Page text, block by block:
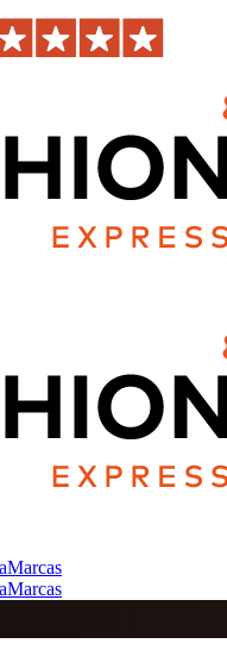
Marcas
Marcas